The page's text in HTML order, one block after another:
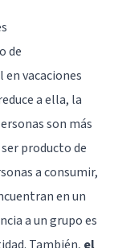
de
vacaciones
a ella, la
son más
producto de
a consumir,
en un
a un grupo es